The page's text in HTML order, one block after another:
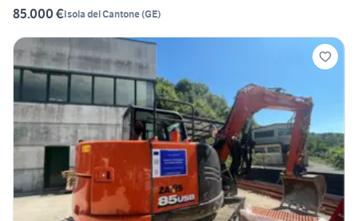
85.000 €Isola del Cantone(GE)